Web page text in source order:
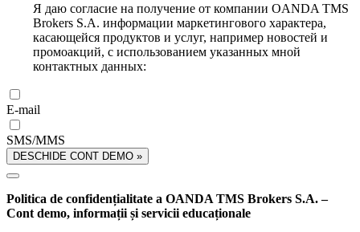
Я даю согласие на получение от компании OANDA TMS
Brokers S.A. информации маркетингового характера,
касающейся продуктов и услуг, например новостей и
промоакций, с использованием указанных мной
контактных данных:
E-mail
SMS/MMS
DESCHIDE CONT DEMO »
Politica de confidențialitate a OANDA TMS Brokers S.A. –
Cont demo, informații și servicii educaționale